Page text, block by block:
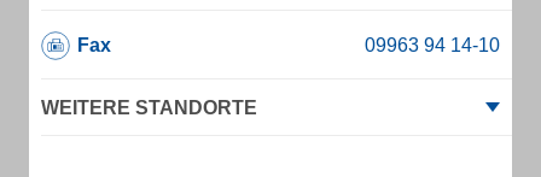
Fax
WEITERE STANDORTE